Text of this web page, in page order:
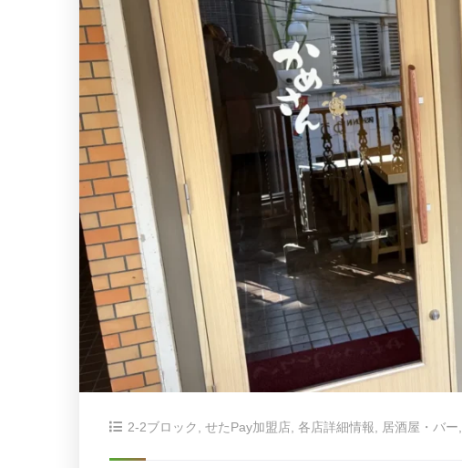
2-2ブロック せたPay加盟店 各店詳細情報 居酒屋・バー